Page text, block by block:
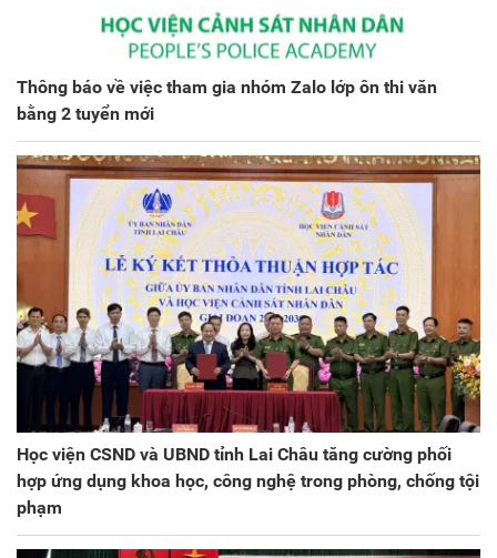
Thông báo về việc tham gia nhóm Zalo lớp ôn thi văn
bằng 2 tuyển mới
Học viện CSND và UBND tỉnh Lai Châu tăng cường phối
hợp ứng dụng khoa học, công nghệ trong phòng, chống tội
phạm